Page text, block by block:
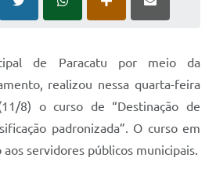
de Paracatu por meio da
realizou nessa quarta-feira
8) o curso de “Destinação de
padronizada”. O curso em
servidores públicos municipais.